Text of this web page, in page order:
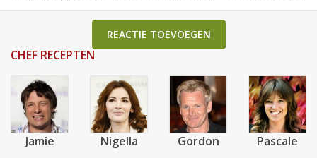
REACTIE TOEVOEGEN
CHEF RECEPTEN
Jamie Nigella Gordon Pascale